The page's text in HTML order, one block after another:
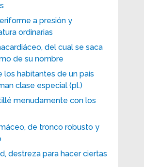
a presión y
ordinarias
del cual se saca
de su nombre
los habitantes de un país
clase especial (pl.)
menudamente con los
de tronco robusto y
destreza para hacer ciertas